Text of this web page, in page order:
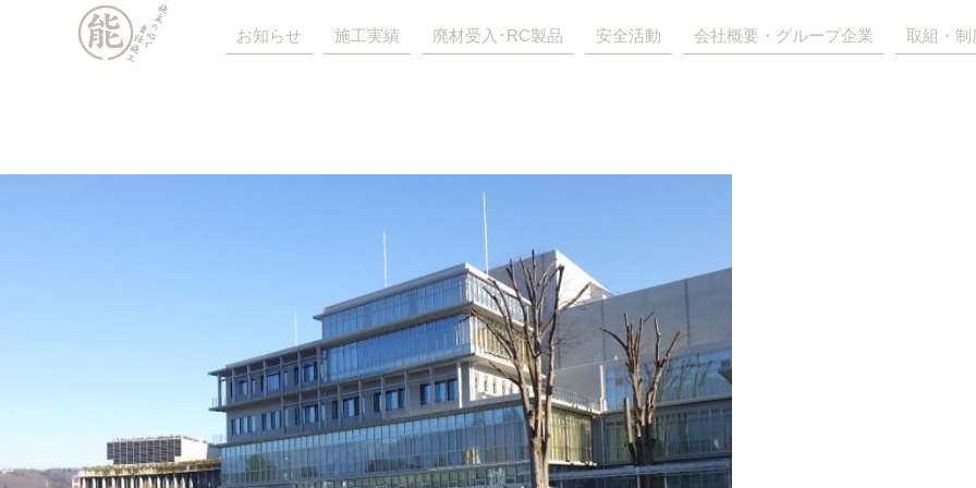
お知らせ 施工実績 廃材受入･RC製品 安全活動 会社概要・グループ企業 取組・制